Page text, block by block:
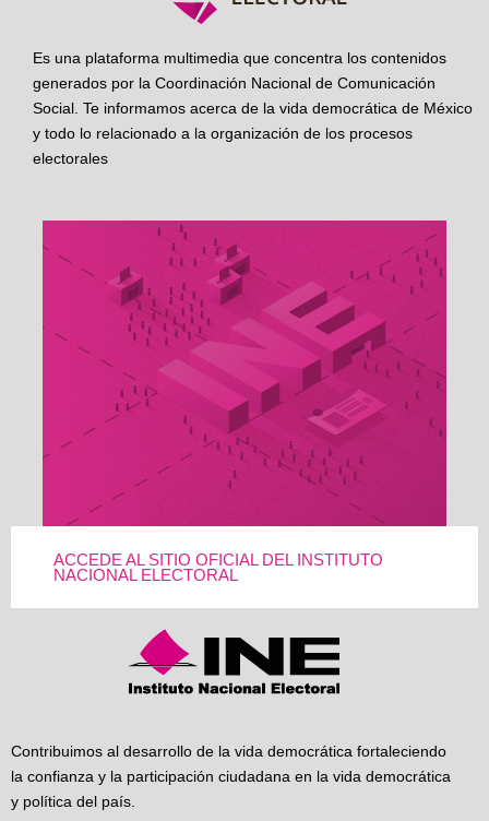
Es una plataforma multimedia que concentra los contenidos
generados por la Coordinación Nacional de Comunicación
Social. Te informamos acerca de la vida democrática de México
y todo lo relacionado a la organización de los procesos
electorales
ACCEDE AL SITIO OFICIAL DEL INSTITUTO
NACIONAL ELECTORAL
Contribuimos al desarrollo de la vida democrática fortaleciendo
la confianza y la participación ciudadana en la vida democrática
y política del país.